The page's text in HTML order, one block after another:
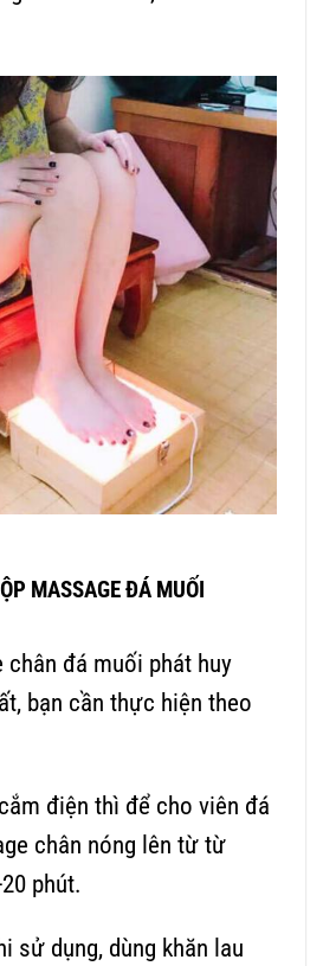
MASSAGE ĐÁ MUỐI
đá muối phát huy
bạn cần thực hiện theo
điện thì để cho viên đá
chân nóng lên từ từ
phút.
sử dụng, dùng khăn lau